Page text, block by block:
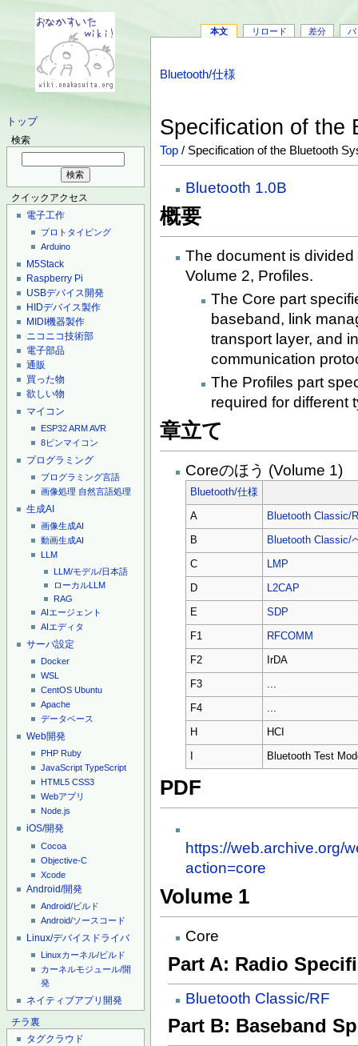
トップ
検索
クイックアクセス
電子工作
プロトタイピング
Arduino
M5Stack
Raspberry Pi
USBデバイス開発
HIDデバイス製作
MIDI機器製作
ニコニコ技術部
電子部品
通販
買った物
欲しい物
マイコン
ESP32ARMAVR
8ピンマイコン
プログラミング
プログラミング言語
画像処理 自然言語処理
生成AI
画像生成AI
動画生成AI
LLM
LLM/モデル/日本語
ローカルLLM
RAG
AIエージェント
AIエディタ
サーバ設定
Docker
WSL
CentOS Ubuntu
Apache
データベース
Web開発
PHP Ruby
JavaScript TypeScript
HTML5 CSS3
Webアプリ
Node.js
iOS/開発
Cocoa
Objective-C
Xcode
Android/開発
Android/ビルド
Android/ソースコード
Linux/デバイスドライバ
Linuxカーネル/ビルド
カーネルモジュール/開
発
ネイティブアプリ開発
チラ裏
タグクラウド
本文 リロード 差分 バ
Bluetooth/仕様
Specification of the
Top / Specification of the Bluetooth
Bluetooth 1.0B
概要
The document is
Volume 2, Profiles.
The Core part
baseband, link
transport layer, and
communication
The Profiles part
required for different
章立て
Coreのほう (Volume 1)
Bluetooth/仕様
A Bluetooth Classic/
B Bluetooth Classic/
C LMP
D L2CAP
E SDP
F1 RFCOMM
F2 IrDA
F3 ...
F4 ...
H HCI
Bluetooth Test
PDF
https://web.archive.org/
action=core
Volume 1
Core
Part A: Radio
Bluetooth Classic/RF
Part B: Baseband